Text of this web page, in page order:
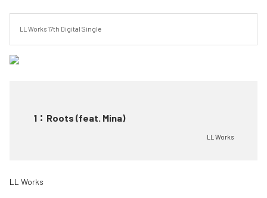
LL Works 17th Digital Single
1 ： Roots (feat. Mina)
LL Works
LL Works